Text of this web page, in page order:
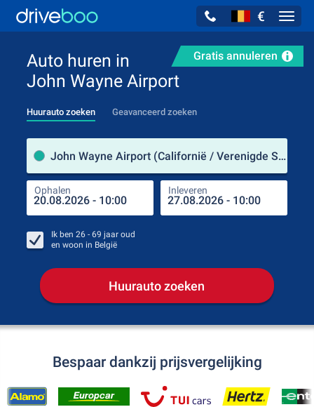
€
Gratis annuleren
Auto huren in
John Wayne Airport
Huurauto zoeken Geavanceerd zoeken
John Wayne Airport (Californië / Verenigde Staten)
Ophalen Inleveren
Ik ben 26 - 69 jaar oud
en woon in België
Huurauto zoeken
Bespaar dankzij prijsvergelijking